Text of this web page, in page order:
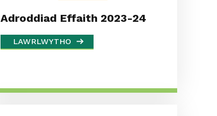
Adroddiad Effaith 2023-24
LAWRLWYTHO